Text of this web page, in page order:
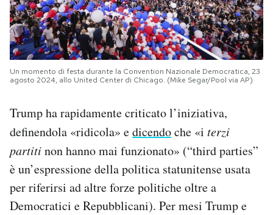
Un momento di festa durante la Convention Nazionale Democratica, 23
agosto 2024, allo United Center di Chicago. (Mike Segar/Pool via AP)
Trump ha rapidamente criticato l’iniziativa,
definendola «ridicola» edicendoche «i terzi
partitinon hanno mai funzionato» (“third parties”
è un’espressione della politica statunitense usata
per riferirsi ad altre forze politiche oltre a
Democratici e Repubblicani). Per mesi Trump e